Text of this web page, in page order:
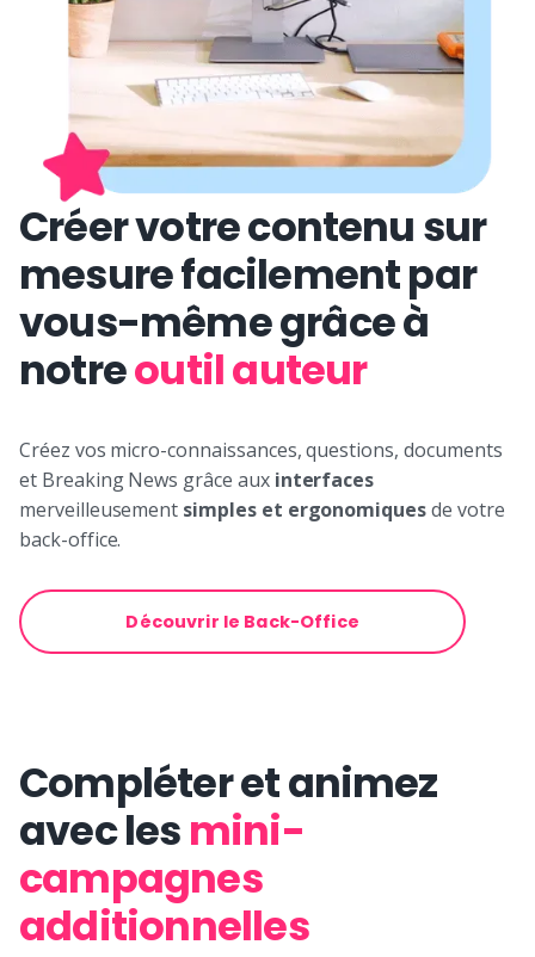
Créer votre contenu sur
mesure facilement par
vous-même grâce à
notreoutil auteur
Créez vos micro-connaissances, questions, documents
et Breaking News grâce aux interfaces
merveilleusement simples et ergonomiquesde votre
back-office.
Découvrir le Back-Office
Compléter et animez
avec lesmini-
campagnes
additionnelles